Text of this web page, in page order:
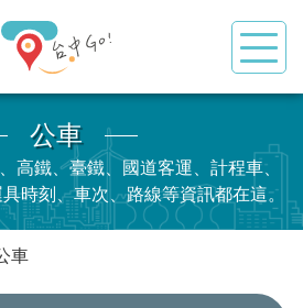
公車
高鐵、臺鐵、國道客運、計程車、
時刻、車次、路線等資訊都在這。
車